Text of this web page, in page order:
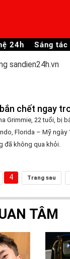
24h Sáng tác
sandien24h.vn
chết ngay
Grimmie, 22 tuổi, bị
Florida – Mỹ ngày
đã không qua khỏi.
4 Trang sau
TÂM